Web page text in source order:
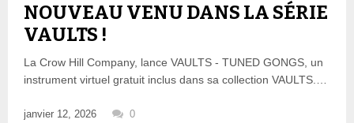
NOUVEAU VENU DANS LA SÉRIE
VAULTS !
La Crow Hill Company, lance VAULTS - TUNED GONGS, un
instrument virtuel gratuit inclus dans sa collection VAULTS.…
janvier 12, 2026 0